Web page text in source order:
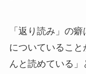
「返り読み」の
についているこ
んと読めている